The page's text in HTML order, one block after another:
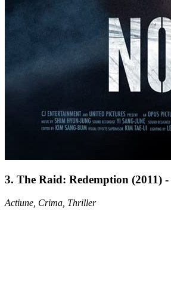
3. The Raid: Redemption (2011) -
Actiune, Crima, Thriller